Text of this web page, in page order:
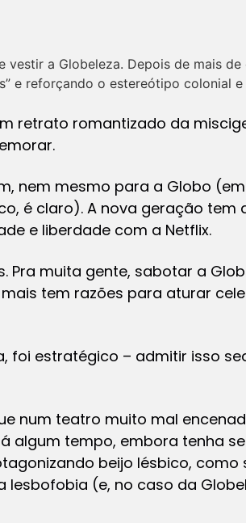
a Globeleza. Depois de mais
e reforçando o estereótipo colonial
retrato romantizado da
nem mesmo para a Globo
é claro). A nova geração tem
e liberdade com a Netflix.
muita gente, sabotar a
tem razões para aturar
foi estratégico – admitir isso
num teatro muito mal
algum tempo, embora tenha
beijo lésbico, como
(e, no caso da